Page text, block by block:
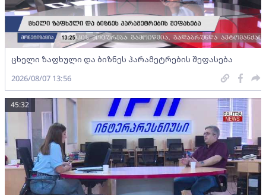
ცხელი ზაფხული და ბიზნეს პარამეტრების შეფასება
2026/08/07 13:56
45:32